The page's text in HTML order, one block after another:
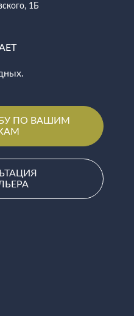
1Б
ПО ВАШИМ